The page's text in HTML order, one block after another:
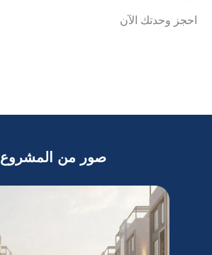
احجز وحدتك الآن
صور من المشروع